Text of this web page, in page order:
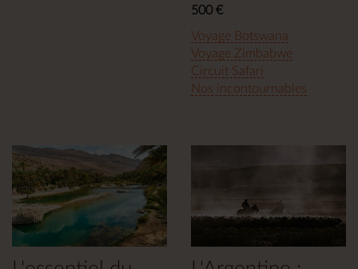
500 €
Voyage Botswana
Voyage Zimbabwe
Circuit Safari
Nos incontournables